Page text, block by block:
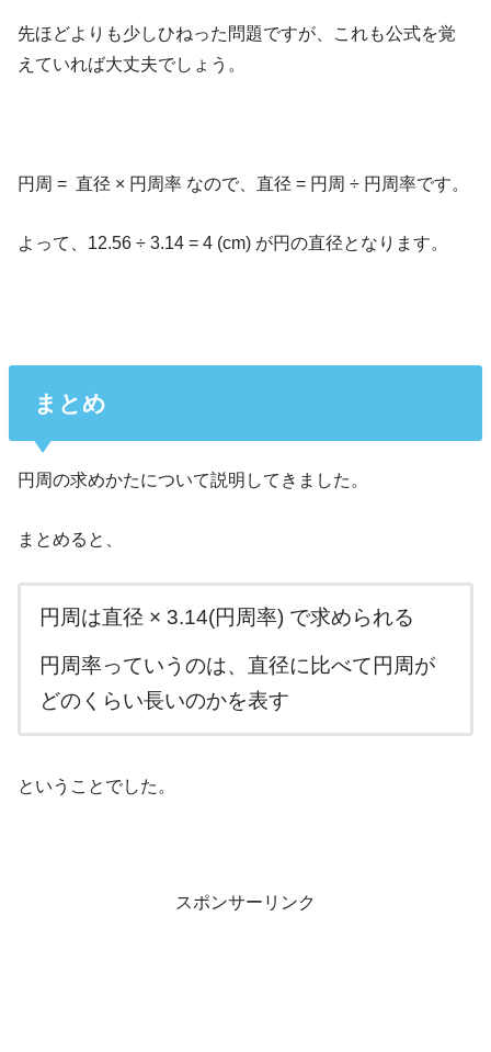
先ほどよりも少しひねった問題ですが、これも公式を覚
えていれば大丈夫でしょう。
円周 = 直径 × 円周率 なので、直径 = 円周 ÷ 円周率です。
よって、12.56 ÷ 3.14 = 4 (cm) が円の直径となります。
まとめ
円周の求めかたについて説明してきました。
まとめると、
円周は直径 × 3.14(円周率) で求められる
円周率っていうのは、直径に比べて円周が
どのくらい長いのかを表す
ということでした。
スポンサーリンク